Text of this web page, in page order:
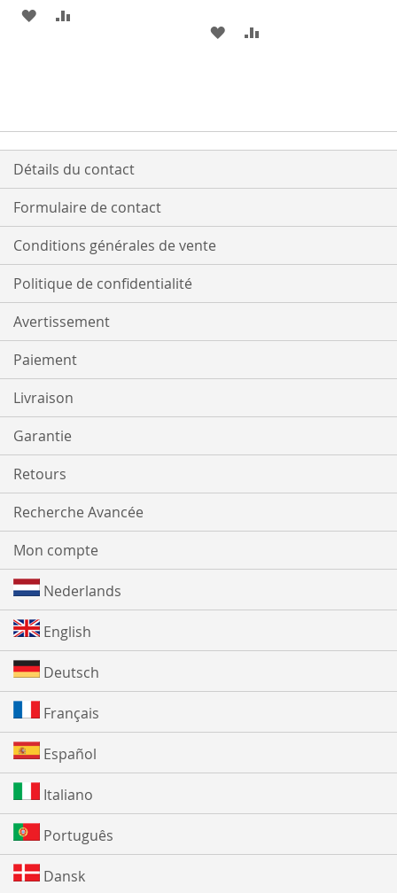
AJOUTER
D’ENVIE
AJOUTER
D’ENVIE
Détails du contact
Formulaire de contact
Conditions générales de vente
Politique de confidentialité
Avertissement
Paiement
Livraison
Garantie
Retours
Recherche Avancée
Mon compte
Nederlands
English
Deutsch
Français
Español
Italiano
Português
Dansk